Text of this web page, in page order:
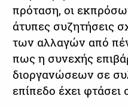
πρόταση, οι
άτυπες συζητήσεις
των αλλαγών από
πως η συνεχής
διοργανώσεων σε
επίπεδο έχει φτάσει